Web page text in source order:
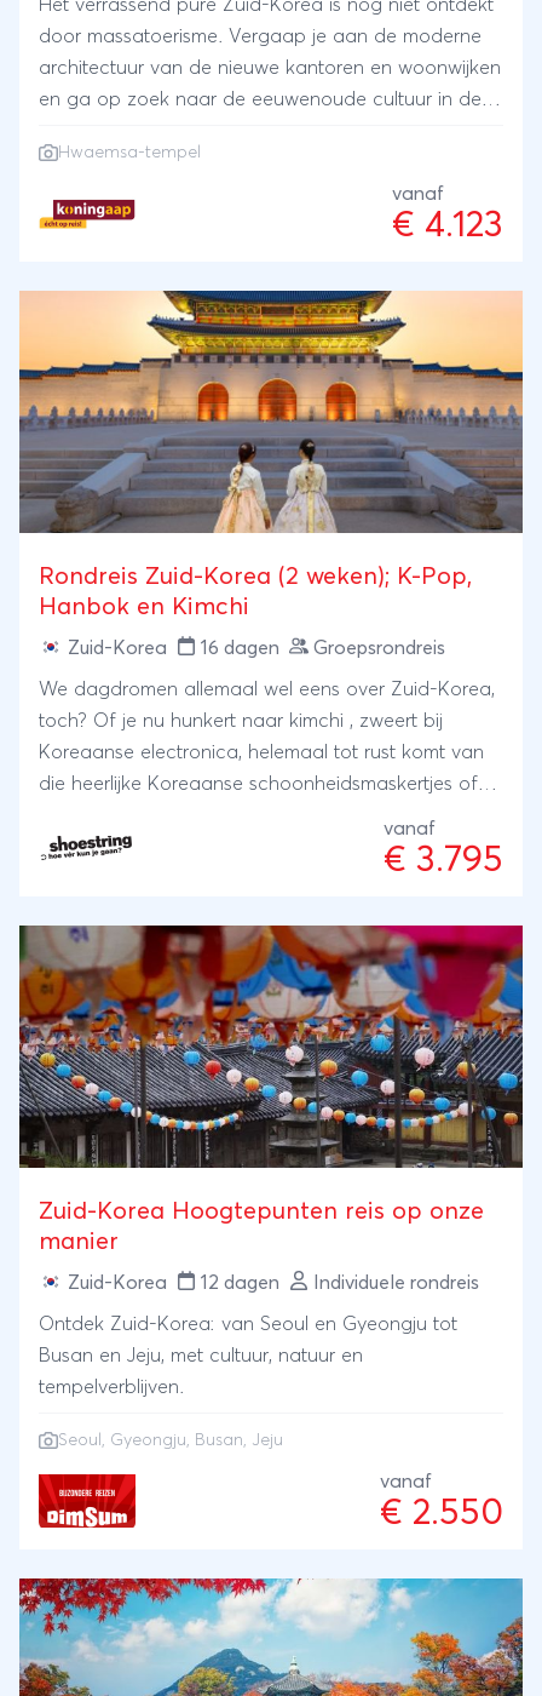
Het verrassend pure Zuid-Korea is nog niet ontdekt
door massatoerisme. Vergaap je aan de moderne
architectuur van de nieuwe kantoren en woonwijken
en ga op zoek naar de eeuwenoude cultuur in de
bestaat uit heuvels, uitgestrekte theeplantages en
rijstvelden, een ruige kustlijn en kleine eilanden. Uniek
is je verblijf tijdens deze Zuid-Korea rondreis in de
boeddhistische monniken.
Hwaemsa-tempel
vanaf
€ 4.123
Rondreis Zuid-Korea (2 weken); K-Pop,
Hanbok en Kimchi
Zuid-Korea 16 dagen Groepsrondreis
We dagdromen allemaal wel eens over Zuid-Korea,
toch? Of je nu hunkert naar kimchi , zweert bij
Koreaanse electronica, helemaal tot rust komt van
die heerlijke Koreaanse schoonheidsmaskertjes of
Korea heeft het allemaal! En nog heel veel meer. Ga
mee met Shoestring en duik het Koreaanse leven in!
de grens naar buurland Noord-Korea, waan je terug
in lang vervlogen tijden, wandel door de mooiste
natuur en doe je tegoed aan heel veel lekkers. En
dat samen met een leuke groep solo & single
reizigers!
vanaf
€ 3.795
Zuid-Korea Hoogtepunten reis op onze
manier
Zuid-Korea 12 dagen Individuele rondreis
Ontdek Zuid-Korea: van Seoul en Gyeongju tot
Busan en Jeju, met cultuur, natuur en
tempelverblijven.
Seoul, Gyeongju, Busan, Jeju
vanaf
€ 2.550